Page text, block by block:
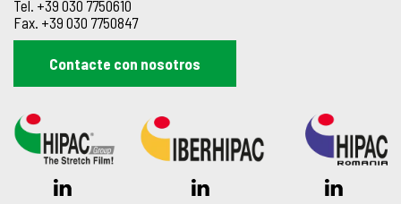
Tel. +39 030 7750610
Fax. +39 030 7750847
Contacte con nosotros